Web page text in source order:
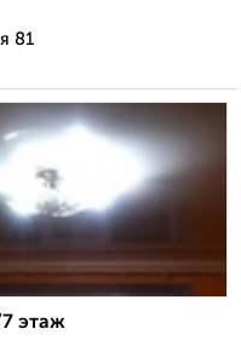
81
этаж